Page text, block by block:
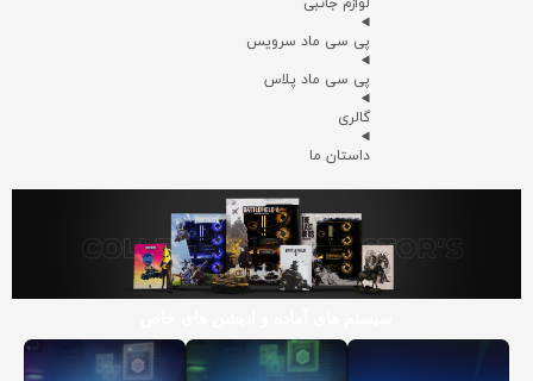
لوازم جانبی
پی سی ماد سرویس
پی سی ماد پلاس
گالری
داستان ما